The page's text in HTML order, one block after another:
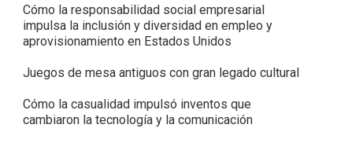
Cómo la responsabilidad social empresarial
impulsa la inclusión y diversidad en empleo y
aprovisionamiento en Estados Unidos
Juegos de mesa antiguos con gran legado cultural
Cómo la casualidad impulsó inventos que
cambiaron la tecnología y la comunicación